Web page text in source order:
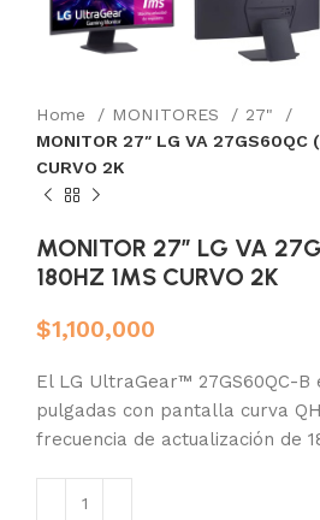
Home MONITORES
27"
MONITOR 27″ LG VA 27GS60QC
CURVO 2K
MONITOR 27″ LG VA
180HZ 1MS CURVO 2K
$1,100,000
El LG UltraGear™ 27GS60QC-
pulgadas con pantalla curva
frecuencia de actualización de